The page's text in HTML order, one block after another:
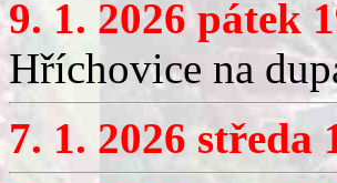
9. 1. 2026 pátek
Hříchovice na
7. 1. 2026 středa